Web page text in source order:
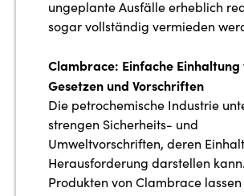
ungeplante Ausfälle erheblich
sogar vollständig vermieden
Clambrace: Einfache Einhaltung
Gesetzen und Vorschriften
Die petrochemische Industrie
strengen Sicherheits- und
Umweltvorschriften, deren
Herausforderung darstellen
Produkten von Clambrace